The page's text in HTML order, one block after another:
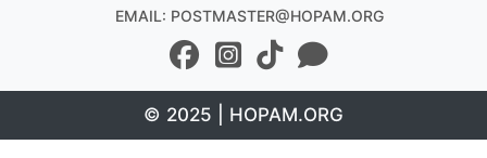
EMAIL: POSTMASTER@HOPAM.ORG
© 2025 | HOPAM.ORG